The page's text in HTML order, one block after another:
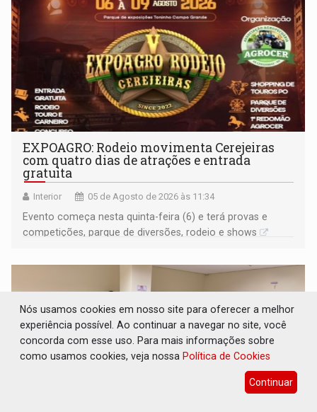
EXPOAGRO: Rodeio movimenta Cerejeiras
com quatro dias de atrações e entrada
gratuita
Interior 05 de Agosto de 2026 às 11:34
Evento começa nesta quinta-feira (6) e terá provas e
competições, parque de diversões, rodeio e shows
Nós usamos cookies em nosso site para oferecer a melhor
experiência possível. Ao continuar a navegar no site, você
concorda com esse uso. Para mais informações sobre
como usamos cookies, veja nossa Política de Cookies
Continuar